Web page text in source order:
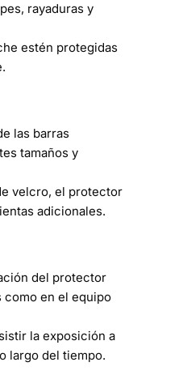
rayaduras y
estén protegidas
las barras
tamaños y
velcro, el protector
adicionales.
del protector
como en el equipo
la exposición a
largo del tiempo.